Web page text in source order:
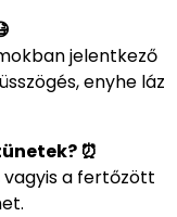
jelentkező
enyhe láz
⏰
vagyis a fertőzött